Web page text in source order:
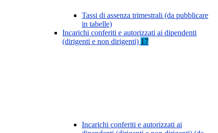
Tassi di assenza trimestrali (da pubblicare
in tabelle)
Incarichi conferiti e autorizzati ai dipendenti
(dirigenti e non dirigenti) 17
Incarichi conferiti e autorizzati ai